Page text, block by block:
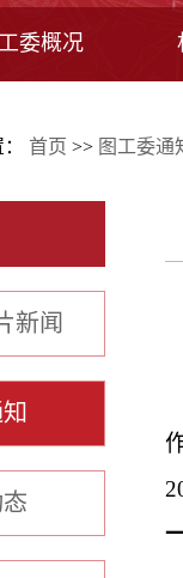
委概况
首页 >> 图工委通
新闻